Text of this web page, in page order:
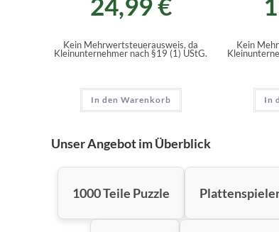
Kein Mehrwertsteuerausweis, da
Kleinunternehmer nach §19 (1) UStG.
In den Warenkorb
Kein
In
Unser Angebot im Überblick
1000 Teile Puzzle